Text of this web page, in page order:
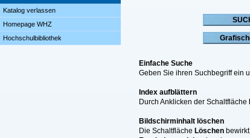
Katalog verlassen
Homepage WHZ
Hochschulbibliothek
Einfache Suche
Geben Sie ihren Suchbegriff ein
Index aufblättern
Durch Anklicken der Schaltfläche
Bildschirminhalt löschen
Die Schaltfläche Löschen